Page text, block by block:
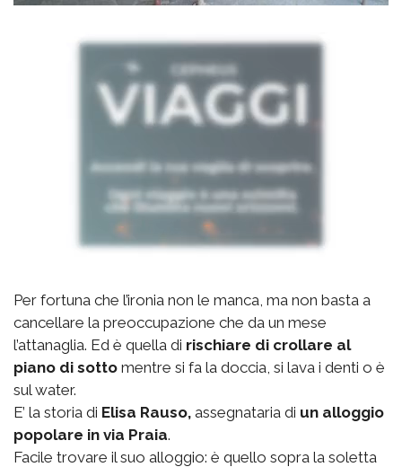
Per fortuna che l’ironia non le manca, ma non basta a
cancellare la preoccupazione che da un mese
l’attanaglia. Ed è quella di rischiare di crollare al
piano di sotto mentre si fa la doccia, si lava i denti o è
sul water.
E’ la storia di Elisa Rauso, assegnataria di un alloggio
popolare in via Praia.
Facile trovare il suo alloggio: è quello sopra la soletta